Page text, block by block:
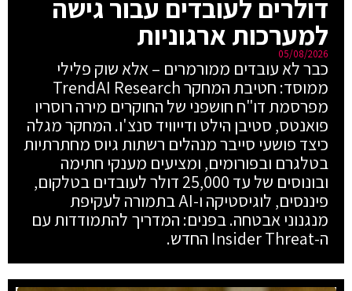
דולרים לעובדים עבור גישה
למערכות ארגוניות
05/08/2026
כבר לא עובדים ממורמרים – אלא שוק פלילי
ממוסד: חטיבת המחקר TrendAI Research
מפרסמת דו"ח חושפני של החוקרים מירה רוסריו
פואנטס, סטיבן הילט ודייוויד סנצ'ו. המחקר מגלה
כיצד פושעי סייבר מנהלים רשתות גיוס מחתרתיות
בטלגרם ובפורומים, ומציעים מענקי חתימה
ובונוסים של עד 25,000 דולר לעובדים בטלקום,
פיננסים, לוגיסטיקה ו-AI בתמורה לעקיפת
מנגנוני אבטחה. בפנים: המדריך להתמודדות עם
ה-Insider Threat החדש.